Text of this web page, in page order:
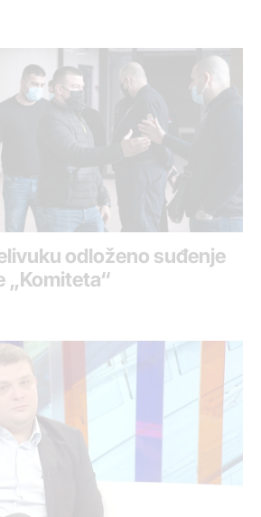
odloženo suđenje
„Komiteta“